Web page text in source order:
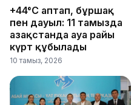
+44°C аптап, бұршақ
пен дауыл: 11 тамызда
Қазақстанда ауа райы
күрт құбылады
10 тамыз, 2026